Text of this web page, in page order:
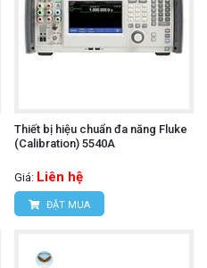
Thiết bị hiệu chuẩn đa năng Fluke
(Calibration) 5540A
Giá: Liên hệ
ĐẶT MUA